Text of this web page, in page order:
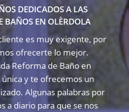
DEDICADOS A LAS
BAÑOS EN OLÈRDOLA
es muy exigente, por
ofrecerte lo mejor.
Reforma de Baño en
y te ofrecemos un
Algunas palabras por
a diario para que se nos